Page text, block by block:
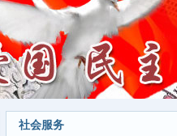
社会服务